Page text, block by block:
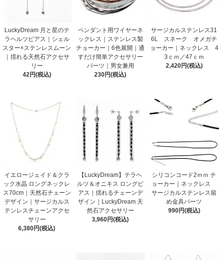
LuckyDream 月と星のテ
ラヘルツピアス｜シェル
スター×ステンレスムーン
｜揺れる天然石アクセサ
リー
42円(税込)
ペンダント用ワイヤーネ
ックレス｜ステンレス製
チョーカー｜6色展開｜通
すだけ簡単アクセサリー
パーツ｜男女兼用
230円(税込)
サージカルステンレス31
6L スネーク オメガチ
ョーカー｜ネックレス 4
3ｃｍ／47ｃｍ
2,420円(税込)
イエロージェイド＆クラ
ック水晶 ロングネックレ
ス70cm｜天然石チェーン
デザイン｜サージカルス
テンレスチェーンアクセ
サリー
6,380円(税込)
【LuckyDream】テラヘ
ルツ＆オニキス ロングピ
アス｜揺れるチェーンデ
ザイン｜LuckyDream 天
然石アクセサリー
3,960円(税込)
シリコンコード2ｍｍ チ
ョーカー｜ネックレス
サージカルステンレス留
め金具パーツ
990円(税込)